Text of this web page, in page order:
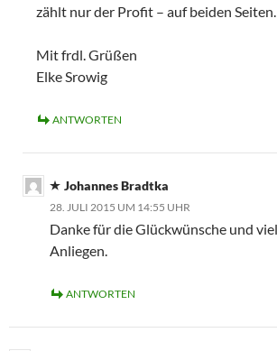
zählt nur der Profit – auf beiden Seiten.
Mit frdl. Grüßen
Elke Srowig
ANTWORTEN
Johannes Bradtka
28. JULI 2015 UM 14:55 UHR
Danke für die Glückwünsche und
Anliegen.
ANTWORTEN